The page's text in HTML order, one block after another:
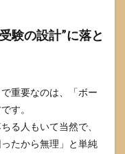
験の設計”に落と
重要なのは、「ボー
す。
る人もいて当然で、
たから無理」と単純